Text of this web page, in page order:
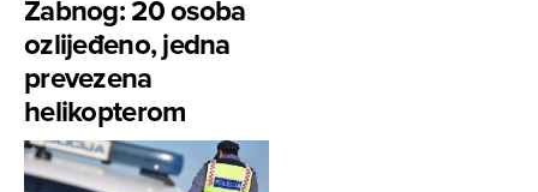
Žabnog: 20 osoba
ozlijeđeno, jedna
prevezena
helikopterom